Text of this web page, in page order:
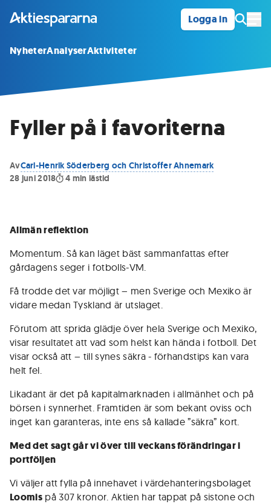
Logga in
NyheterAnalyserAktiviteter
Fyller på i favoriterna
AvCarl-Henrik Söderberg och Christoffer Ahnemark
28 juni 2018
4 min lästid
Allmän reflektion
Momentum. Så kan läget bäst sammanfattas efter
gårdagens seger i fotbolls-VM.
Få trodde det var möjligt – men Sverige och Mexiko är
vidare medan Tyskland är utslaget.
Förutom att sprida glädje över hela Sverige och Mexiko,
visar resultatet att vad som helst kan hända i fotboll. Det
visar också att – till synes säkra - förhandstips kan vara
helt fel.
Likadant är det på kapitalmarknaden i allmänhet och på
börsen i synnerhet. Framtiden är som bekant oviss och
inget kan garanteras, inte ens så kallade ”säkra” kort.
Med det sagt går vi över till veckans förändringar i
portföljen
Vi väljer att fylla på innehavet i värdehanteringsbolaget
Loomispå 307 kronor. Aktien har tappat på sistone och